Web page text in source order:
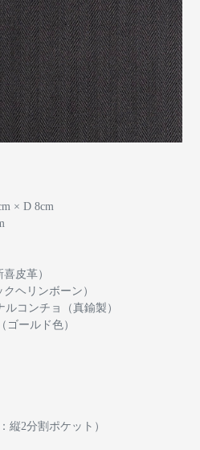
× D 8cm
皮革）
ヘリンボーン）
コンチョ（真鍮製）
ールド色）
縦2分割ポケット）